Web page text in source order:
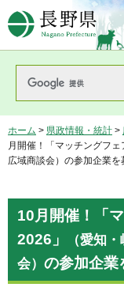
長
ホーム > 県政情報・統計 >
月開催！「マッチングフ
広域商談会）の参加企業を
10月開催！「
2026」
（愛知
会） の参加企業